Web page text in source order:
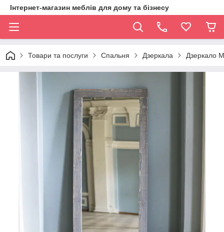
Інтернет-магазин меблів для дому та бізнесу
Товари та послуги Спальня Дзеркала Дзеркало